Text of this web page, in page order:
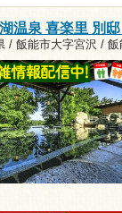
温泉 喜楽里 別邸
/ 飯能市大字宮沢 / 飯